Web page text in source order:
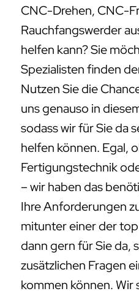
CNC-Drehen, CNC-
Rauchfangswerder
helfen kann? Sie
Spezialisten finden
Nutzen Sie die
uns genauso in
sodass wir für Sie da
helfen können. Egal,
Fertigungstechnik
– wir haben das
Ihre Anforderungen
mitunter einer der
dann gern für Sie da,
zusätzlichen Fragen
kommen können. Wir